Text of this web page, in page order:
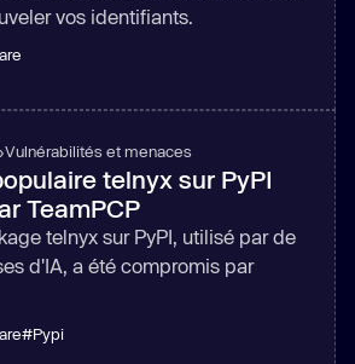
vos identifiants.
Vulnérabilités et menaces
telnyx sur PyPI
TeamPCP
telnyx sur PyPI, utilisé par de
d'IA, a été compromis par
#Pypi